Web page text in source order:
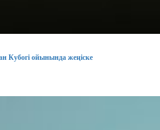
Кубогі ойынында жеңіске